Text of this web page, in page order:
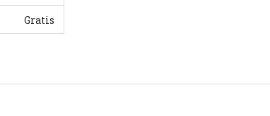
Gratis